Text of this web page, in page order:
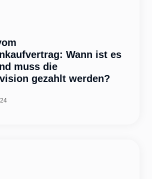
Wann ist es
muss die
gezahlt werden?